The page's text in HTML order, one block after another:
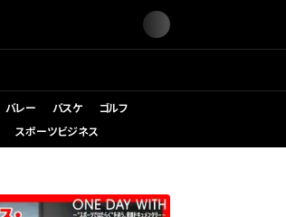
バレー バスケ
ゴルフ
スポーツビジネス